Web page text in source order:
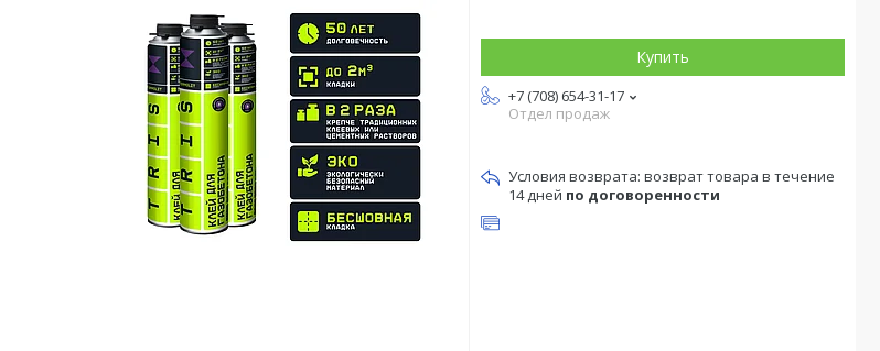
Купить
+7 (708) 654-31-17
Отдел продаж
возврат товара в течение
14 дней по договоренности